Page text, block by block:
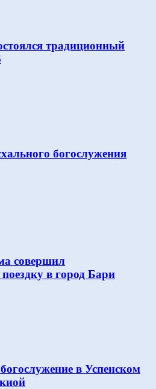
традиционный
богослужения
совершил
в город Бари
в Успенском